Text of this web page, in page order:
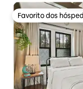
Favorito dos
Favorito dos